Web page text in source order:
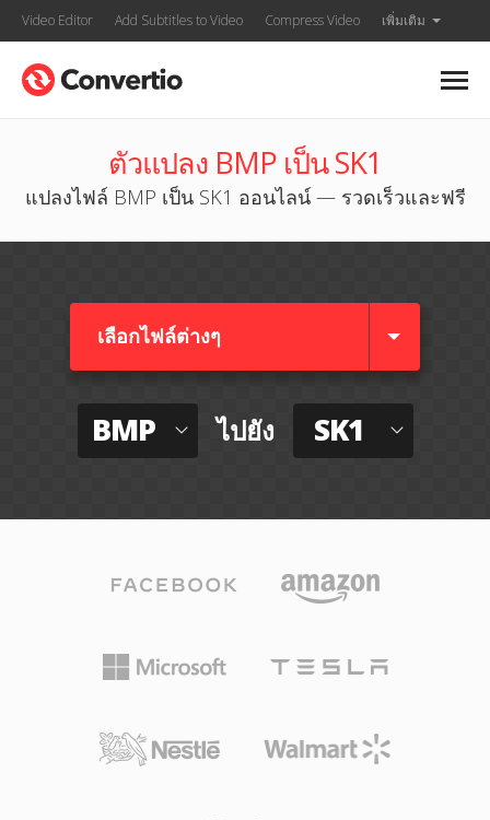
Video Editor Add Subtitles to Video Compress Video เพิ่มเติม
ตัวแปลง BMP เป็น SK1
แปลงไฟล์ BMP เป็น SK1 ออนไลน์ — รวดเร็วและฟรี
เลือกไฟล์ต่างๆ​
BMP ไปยัง SK1